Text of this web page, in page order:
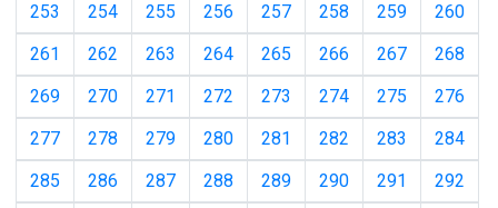
253
254 255 256 257 258 259
260
261
262 263 264 265 266 267
268
269
270 271 272 273 274 275
276
277
278 279 280 281 282 283
284
285
286 287 288 289 290 291
292